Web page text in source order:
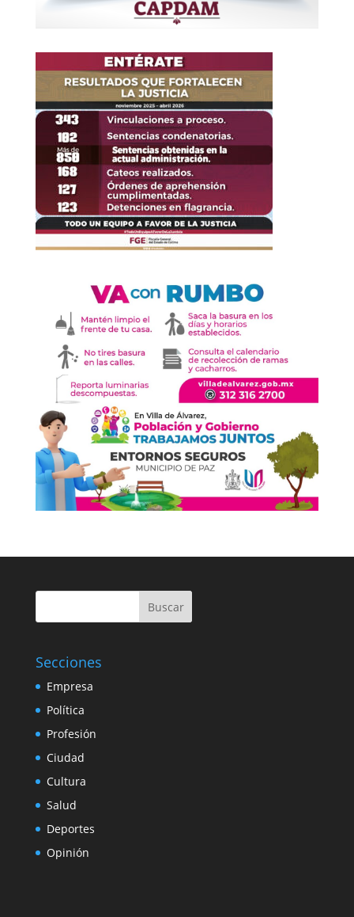
Buscar
Secciones
Empresa
Política
Profesión
Ciudad
Cultura
Salud
Deportes
Opinión